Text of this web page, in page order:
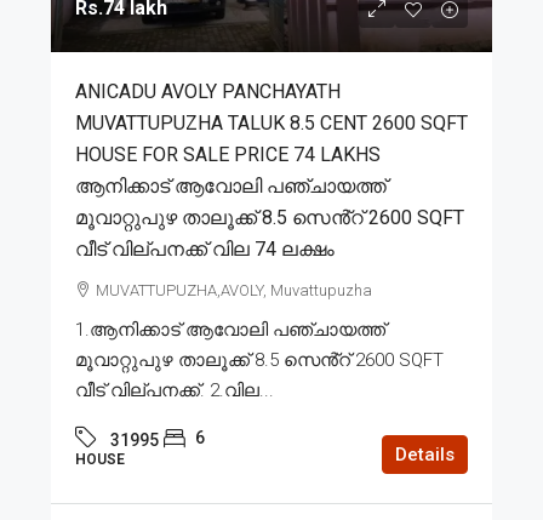
Rs.74 lakh
ANICADU AVOLY PANCHAYATH
MUVATTUPUZHA TALUK 8.5 CENT 2600 SQFT
HOUSE FOR SALE PRICE 74 LAKHS
ആനിക്കാട് ആവോലി പഞ്ചായത്ത്
മൂവാറ്റുപുഴ താലൂക്ക് 8.5 സെൻ്റ് 2600 SQFT
വീട് വില്പനക്ക് വില 74 ലക്ഷം
MUVATTUPUZHA,AVOLY, Muvattupuzha
1.ആനിക്കാട് ആവോലി പഞ്ചായത്ത്
മൂവാറ്റുപുഴ താലൂക്ക് 8.5 സെൻ്റ് 2600 SQFT
വീട് വില്പനക്ക്. 2.വില...
31995 6
HOUSE Details